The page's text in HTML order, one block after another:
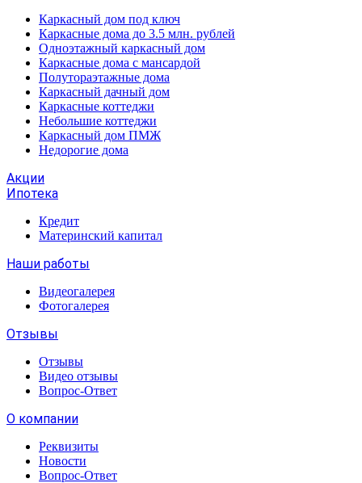
Каркасный дом под ключ
Каркасные дома до 3.5 млн. рублей
Одноэтажный каркасный дом
Каркасные дома с мансардой
Полутораэтажные дома
Каркасный дачный дом
Каркасные коттеджи
Небольшие коттеджи
Каркасный дом ПМЖ
Недорогие дома
Акции
Ипотека
Кредит
Материнский капитал
Наши работы
Видеогалерея
Фотогалерея
Отзывы
Отзывы
Видео отзывы
Вопрос-Ответ
О компании
Реквизиты
Новости
Вопрос-Ответ